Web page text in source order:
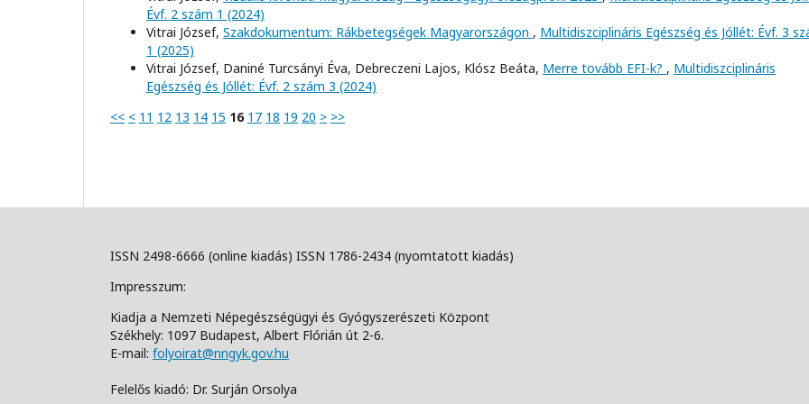
Évf. 2 szám 1 (2024)
Vitrai József, Szakdokumentum: Rákbetegségek Magyarországon , Multidiszciplináris Egészség és Jóllét: Évf. 3
1 (2025)
Vitrai József, Daniné Turcsányi Éva, Debreczeni Lajos, Klósz Beáta, Merre tovább EFI-k? , Multidiszciplináris
Egészség és Jóllét: Évf. 2 szám 3 (2024)
<< < 11 12 13 14 15 16 17 18 19 20 > >>
ISSN 2498-6666 (online kiadás) ISSN 1786-2434 (nyomtatott kiadás)
Impresszum:
Kiadja a Nemzeti Népegészségügyi és Gyógyszerészeti Központ
Székhely: 1097 Budapest, Albert Flórián út 2-6.
E-mail: folyoirat@nngyk.gov.hu
Felelős kiadó: Dr. Surján Orsolya